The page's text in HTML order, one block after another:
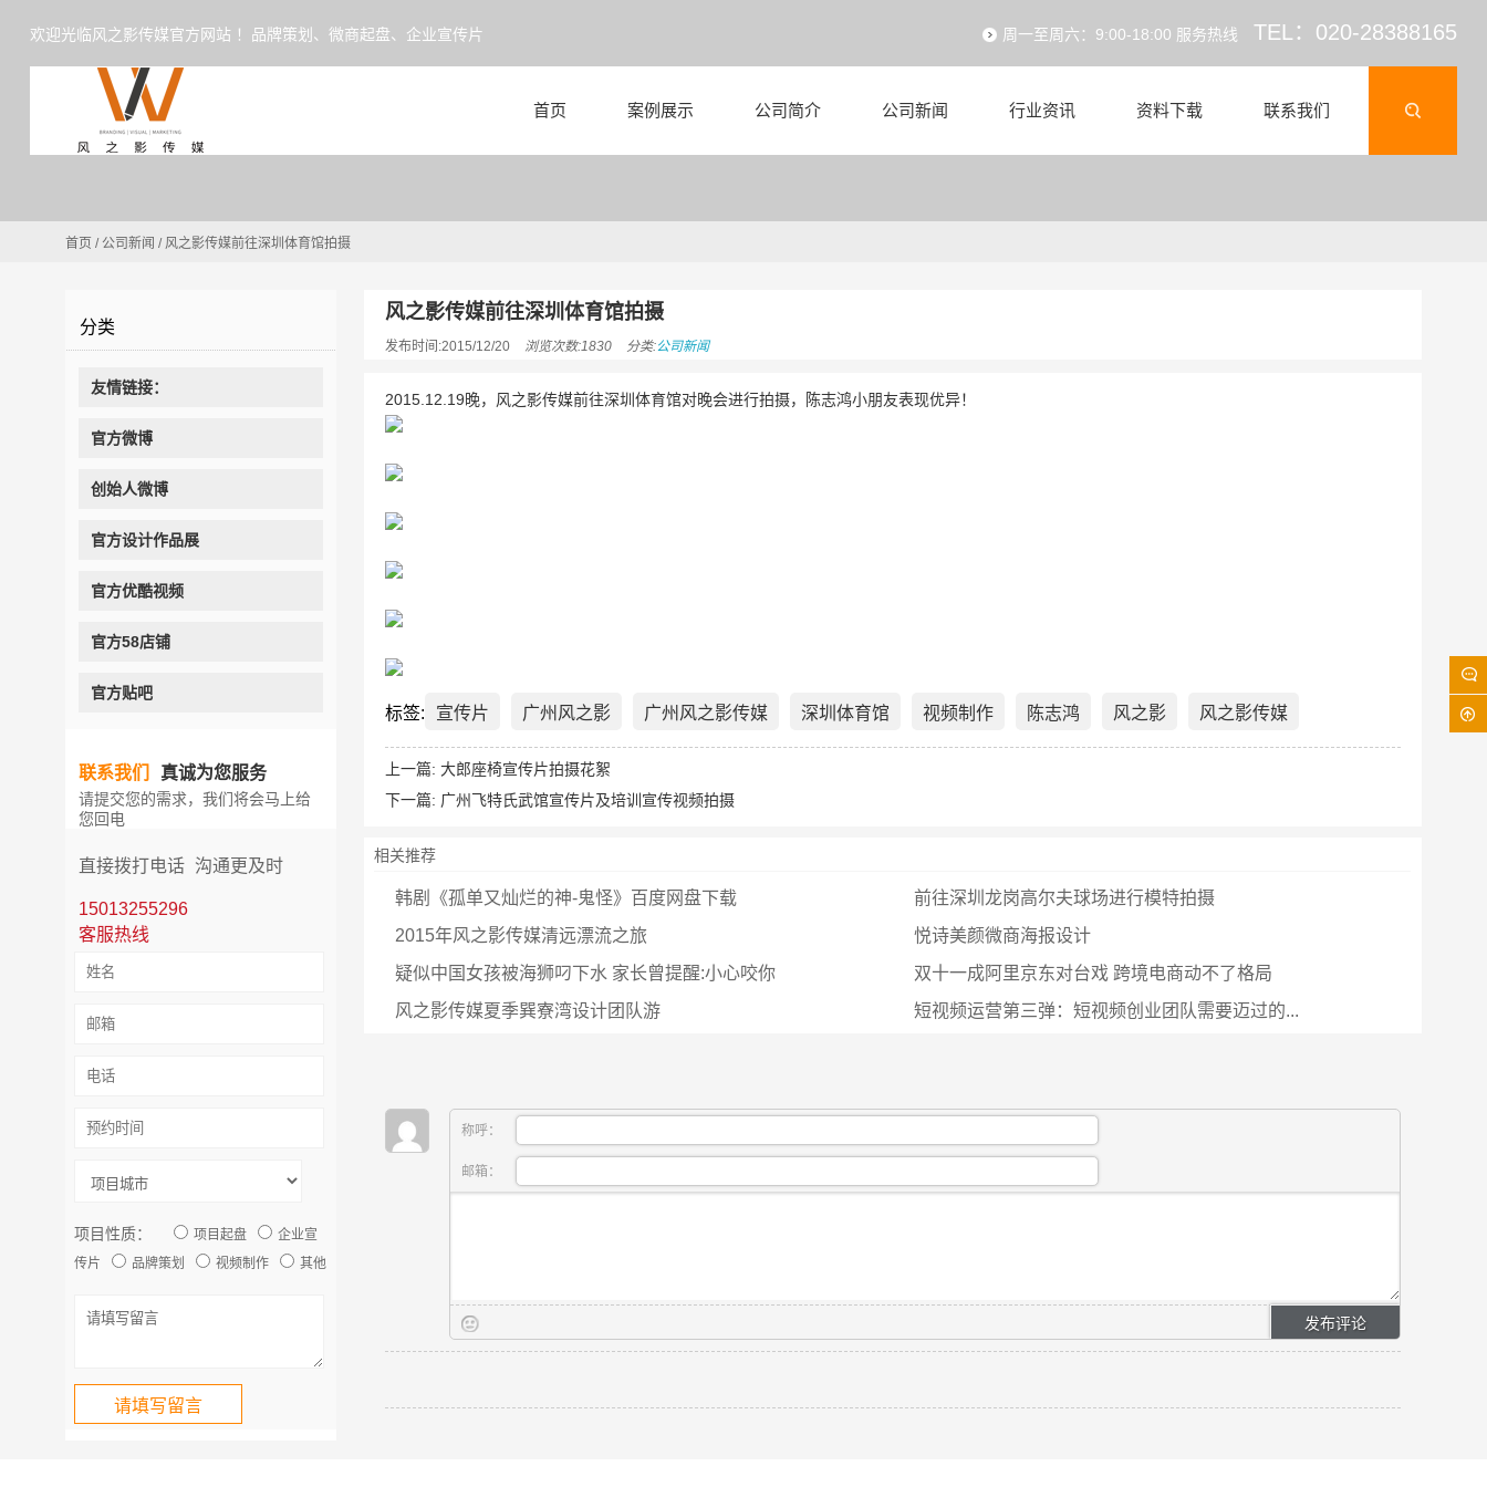
欢迎光临风之影传媒官方网站 ！品牌策划、微商起盘、企业宣传片 周一至周六：9:00-18:00 服务热线 TEL：020-28388165
首页 案例展示 公司简介 公司新闻 行业资讯 资料下载 联系我们
首页 / 公司新闻 / 风之影传媒前往深圳体育馆拍摄
分类
友情链接：
官方微博
创始人微博
官方设计作品展
官方优酷视频
官方58店铺
官方贴吧
联系我们 真诚为您服务
请提交您的需求，我们将会马上给
您回电
直接拨打电话 沟通更及时
15013255296
客服热线
项目性质： 项目起盘
企业宣
传片
品牌策划 视频制作 其他
风之影传媒前往深圳体育馆拍摄
发布时间:2015/12/20 浏览次数:1830 分类:公司新闻
2015.12.19晚，风之影传媒前往深圳体育馆对晚会进行拍摄，陈志鸿小朋友表现优异！
标签: 宣传片 广州风之影 广州风之影传媒 深圳体育馆 视频制作 陈志鸿 风之影 风之影传媒
上一篇: 大郎座椅宣传片拍摄花絮
下一篇: 广州飞特氏武馆宣传片及培训宣传视频拍摄
相关推荐
韩剧《孤单又灿烂的神-鬼怪》百度网盘下载
前往深圳龙岗高尔夫球场进行模特拍摄
2015年风之影传媒清远漂流之旅
悦诗美颜微商海报设计
疑似中国女孩被海狮叼下水 家长曾提醒:小心咬你
双十一成阿里京东对台戏 跨境电商动不了格局
风之影传媒夏季巽寮湾设计团队游
短视频运营第三弹：短视频创业团队需要迈过的...
称呼：
邮箱：